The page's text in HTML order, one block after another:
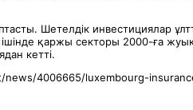
Шетелдік инвестициялар
қаржы секторы 2000-ға
кетті.
4006665/luxembourg-